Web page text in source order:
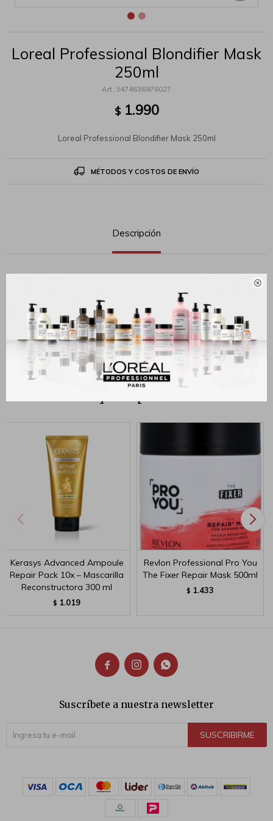

Loreal Professional Blondifier Mask
250ml
3474636976027
$ 1.990
Loreal Professional Blondifier Mask 250ml
MÉTODOS Y COSTOS DE ENVÍO
Descripción
Con extracto de bayas de Açai con Polifenoles. El tratamiento repone,
suaviza y nutre la fibra capilar, realzando el brillo y la luminosidad
multidimensional del cabello rubio.
Kerasys Advanced Ampoule
Repair Pack 10x – Mascarilla
Reconstructora 300 ml
$ 1.019
Revlon Professional Pro You
The Fixer Repair Mask 500ml
$ 1.433
  
Suscríbete a nuestra newsletter
SUSCRIBIRME